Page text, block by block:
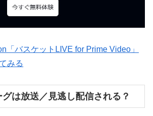
「バスケットLIVE for Prime Video」
みる
は放送／見逃し配信される？